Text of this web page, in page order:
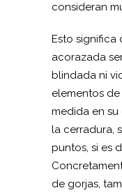
consideran
Esto significa
acorazada
blindada ni
elementos
medida en
la cerradura,
puntos, si es
de gorjas,